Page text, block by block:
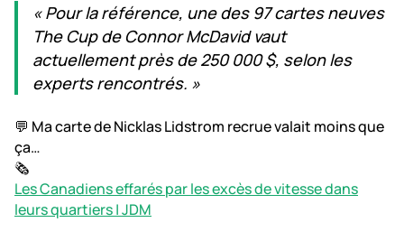
« Pour la référence, une des 97 cartes neuves
The Cup de Connor McDavid vaut
actuellement près de 250 000 $, selon les
experts rencontrés. »
💬 Ma carte de Nicklas Lidstrom recrue valait moins que
ça…
🗞️
Les Canadiens effarés par les excès de vitesse dans
leurs quartiers | JDM